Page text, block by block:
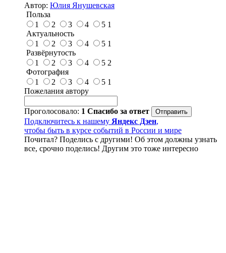
Автор: Юлия Янушевская
Польза
1
2 3 4 5 1
Актуальность
1
2 3 4 5 1
Развёрнутость
1
2 3 4 5 2
Фотография
1
2 3 4 5 1
Пожелания автору
Проголосовало: 1 Спасибо за ответ
Подключитесь к нашему Яндекс Дзен,
чтобы быть в курсе событий в России и мире
Почитал? Поделись с другими! Об этом должны узнать
все, срочно поделись! Другим это тоже интересно